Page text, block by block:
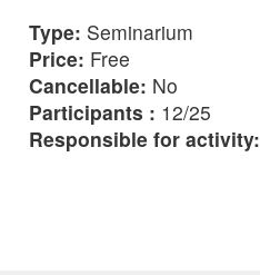
Type: Seminarium
Price: Free
Cancellable: No
Participants : 12/25
Responsible for activity: